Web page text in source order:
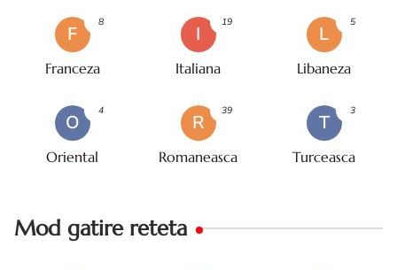
F
Franceza
8
I
Italiana
19
L
Libaneza
5
O
Oriental
4
R
Romaneasca
39
T
Turceasca
3
Mod gatire reteta